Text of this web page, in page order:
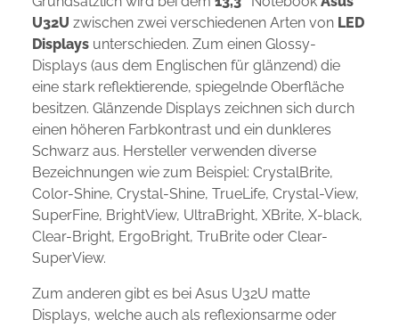
U32U zwischen zwei verschiedenen Arten von LED
Displays unterschieden. Zum einen Glossy-
Displays (aus dem Englischen für glänzend) die
eine stark reflektierende, spiegelnde Oberfläche
besitzen. Glänzende Displays zeichnen sich durch
einen höheren Farbkontrast und ein dunkleres
Schwarz aus. Hersteller verwenden diverse
Bezeichnungen wie zum Beispiel: CrystalBrite,
Color-Shine, Crystal-Shine, TrueLife, Crystal-View,
SuperFine, BrightView, UltraBright, XBrite, X-black,
Clear-Bright, ErgoBright, TruBrite oder Clear-
SuperView.
Zum anderen gibt es bei Asus U32U matte
Displays, welche auch als reflexionsarme oder